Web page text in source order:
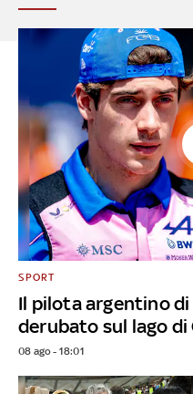
Il pilota argentino di
derubato sul lago di
SPORT
08 ago - 18:01